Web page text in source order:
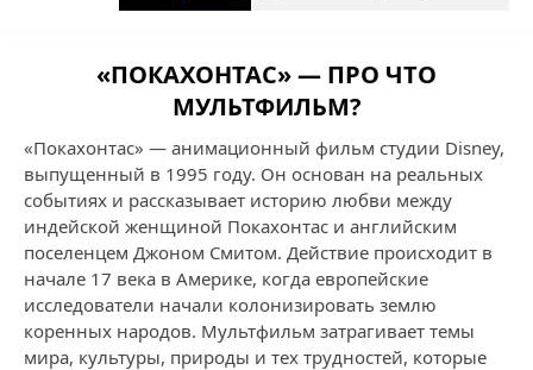
«ПОКАХОНТАС» — ПРО ЧТО
МУЛЬТФИЛЬМ?
«Покахонтас» — анимационный фильм студии Disney,
выпущенный в 1995 году. Он основан на реальных
событиях и рассказывает историю любви между
индейской женщиной Покахонтас и английским
поселенцем Джоном Смитом. Действие происходит в
начале 17 века в Америке, когда европейские
исследователи начали колонизировать землю
коренных народов. Мультфильм затрагивает темы
мира, культуры, природы и тех трудностей, которые